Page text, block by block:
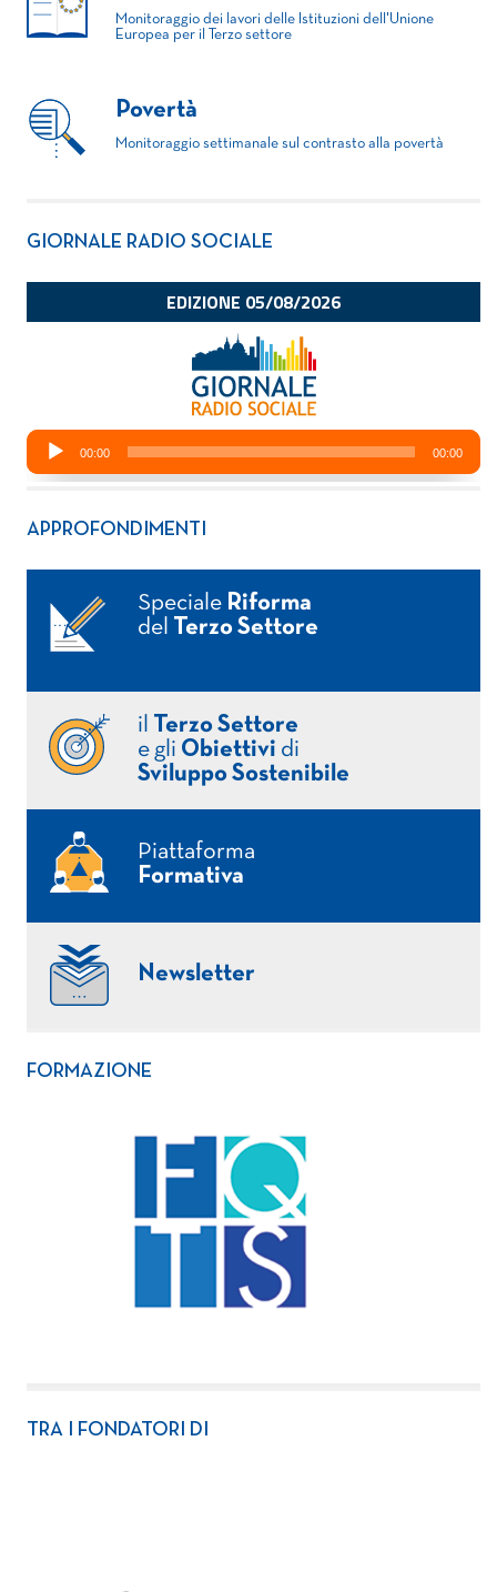
Monitoraggio dei lavori delle Istituzioni dell'Unione
Europea per il Terzo settore
Povertà
Monitoraggio settimanale sul contrasto alla povertà
GIORNALE RADIO SOCIALE
APPROFONDIMENTI
Speciale Riforma
del
Terzo Settore
il
Terzo Settore
e gli Obiettivi di
Sviluppo Sostenibile
Piattaforma
Formativa
Newsletter
FORMAZIONE
TRA I FONDATORI DI